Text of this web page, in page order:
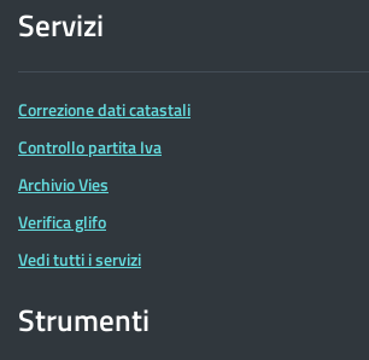
Servizi
Correzione dati catastali
Controllo partita Iva
Archivio Vies
Verifica glifo
Vedi tutti i servizi
Strumenti